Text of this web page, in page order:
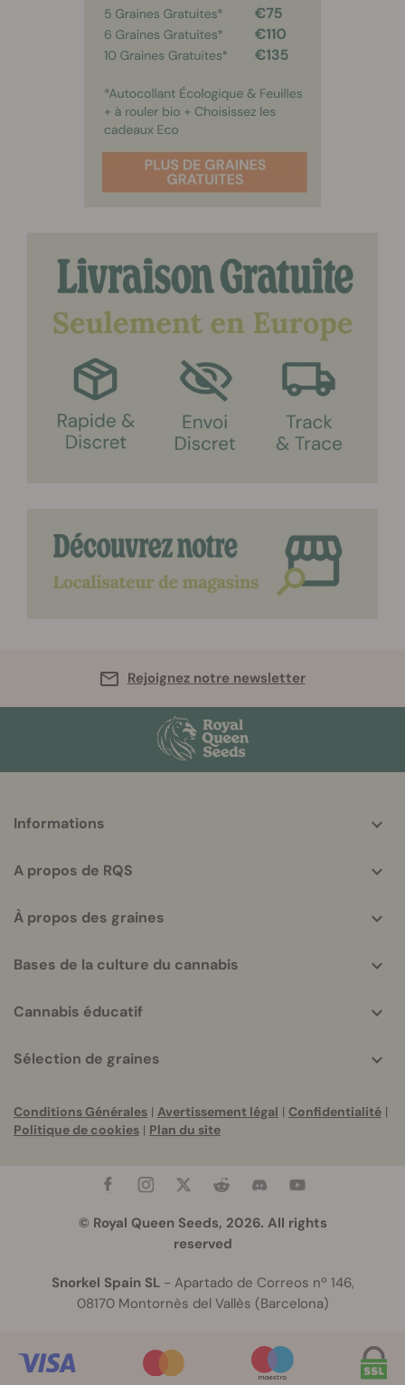
Rejoignez notre newsletter
helpful
Informations
A propos de RQS
À propos des graines
Bases de la culture du cannabis
Cannabis éducatif
Sélection de graines
Conditions Générales | Avertissement légal | Confidentialité |
Politique de cookies | Plan du site
© Royal Queen Seeds, 2026. All rights
reserved
Snorkel Spain SL- Apartado de Correos nº 146,
08170 Montornès del Vallès (Barcelona)